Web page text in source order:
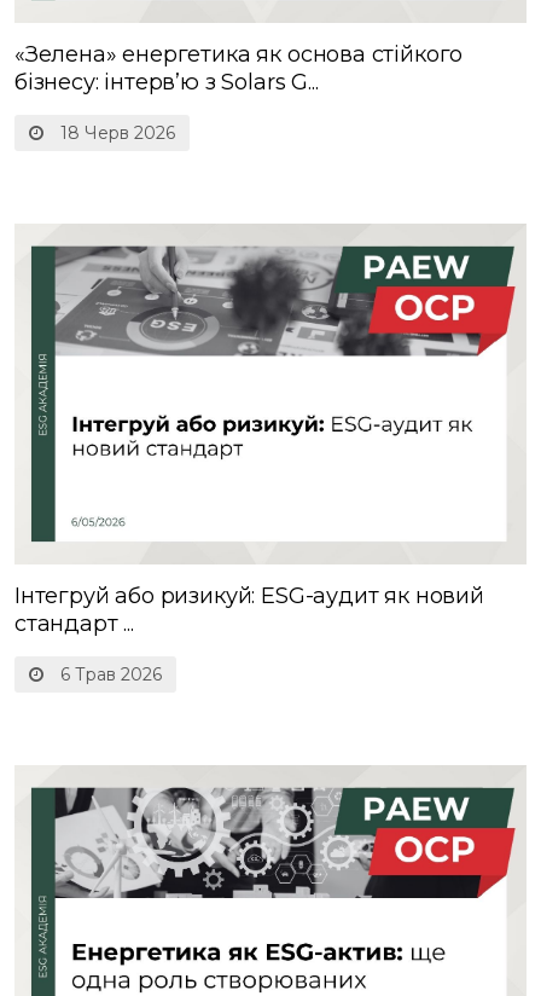
18 Черв 2026
«Зелена» енергетика як основа стійкого
бізнесу: інтерв’ю з Solars G...
6 Трав 2026
Інтегруй або ризикуй: ESG-аудит як новий
стандарт ...